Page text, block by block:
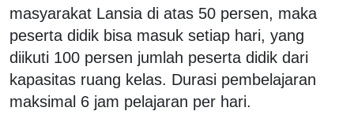
masyarakat Lansia di atas 50 persen, maka
peserta didik bisa masuk setiap hari, yang
diikuti 100 persen jumlah peserta didik dari
kapasitas ruang kelas. Durasi pembelajaran
maksimal 6 jam pelajaran per hari.